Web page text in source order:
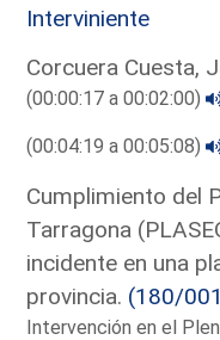
Interviniente
Corcuera Cuesta,
(00:00:17 a 00:02:00)
(00:04:19 a 00:05:08)
Cumplimiento del
Tarragona
incidente en una
provincia. (180/
Intervención en el